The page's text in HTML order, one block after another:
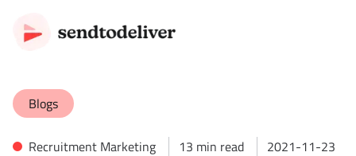
Blogs
Recruitment Marketing 13 min read 2021-11-23